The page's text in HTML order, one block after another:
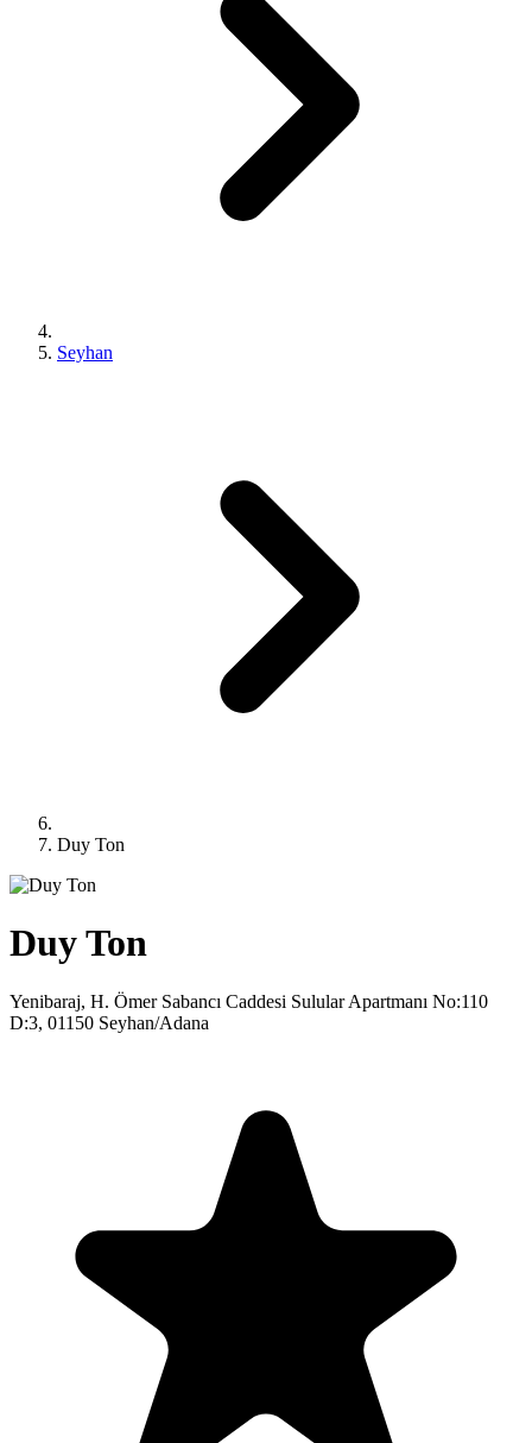
Seyhan
Duy Ton
Duy Ton
Yenibaraj, H. Ömer Sabancı Caddesi Sulular Apartmanı No:110
D:3, 01150 Seyhan/Adana